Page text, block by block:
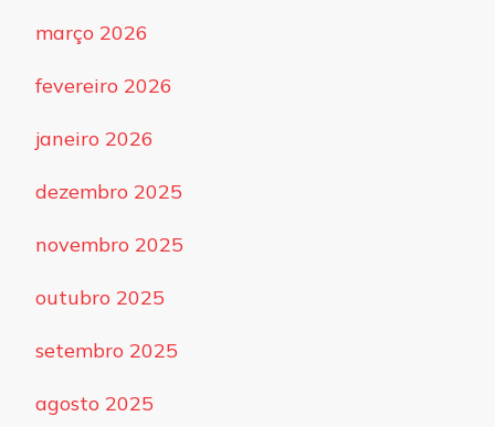
março 2026
fevereiro 2026
janeiro 2026
dezembro 2025
novembro 2025
outubro 2025
setembro 2025
agosto 2025